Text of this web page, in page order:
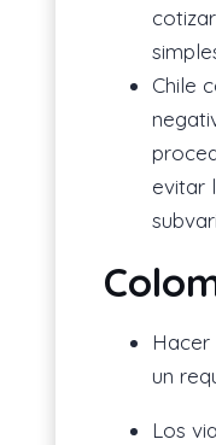
Chile
evitar
un
Los